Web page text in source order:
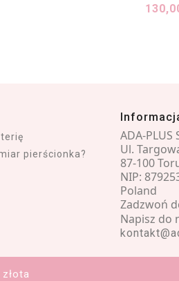
Cena
DODAJ DO
pierścionka?
ADA-PLUS
Ul.
87-100
NIP:
Poland
Zadzwoń
Napisz do